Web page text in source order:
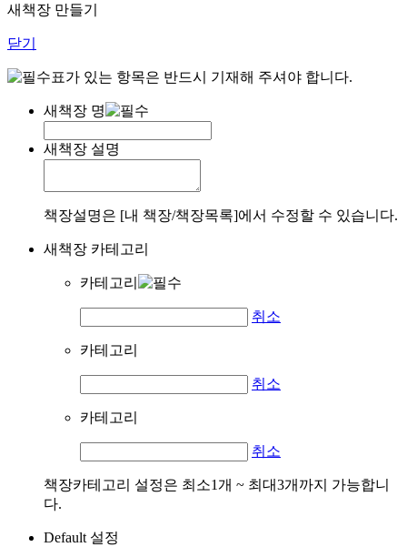
새책장 만들기
닫기
표가 있는 항목은 반드시 기재해 주셔야 합니다.
새책장 명
새책장 설명
책장설명은 [내 책장/책장목록]에서 수정할 수 있습니다.
새책장 카테고리
카테고리
취소
카테고리
취소
카테고리
취소
책장카테고리 설정은 최소1개 ~ 최대3개까지 가능합니
다.
Default 설정